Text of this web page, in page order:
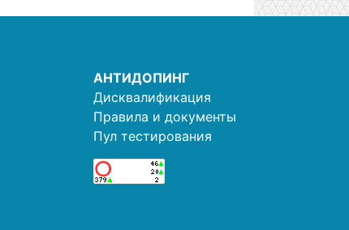
АНТИДОПИНГ
Дисквалификация
Правила и документы
Пул тестирования